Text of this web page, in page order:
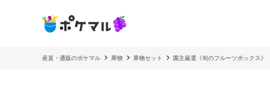
産直・通販のポケマル 果物 果物セット 園主厳選《旬のフルーツボックス》